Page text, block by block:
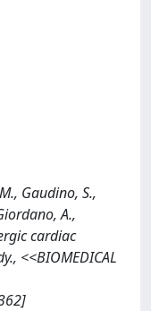
Gaudino, S.,
A.,
cardiac
<<BIOMEDICAL